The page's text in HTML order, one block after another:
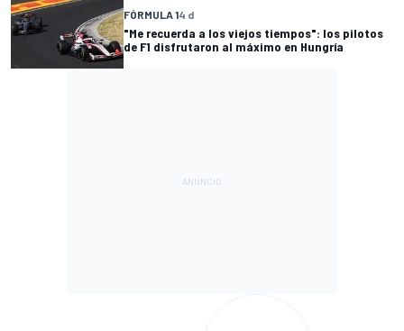
FÓRMULA 14 d
"Me recuerda a los viejos tiempos": los pilotos
de F1 disfrutaron al máximo en Hungría